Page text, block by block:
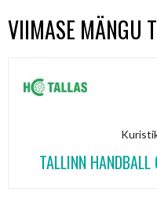
VIIMASE MÄNGU
TALLINN